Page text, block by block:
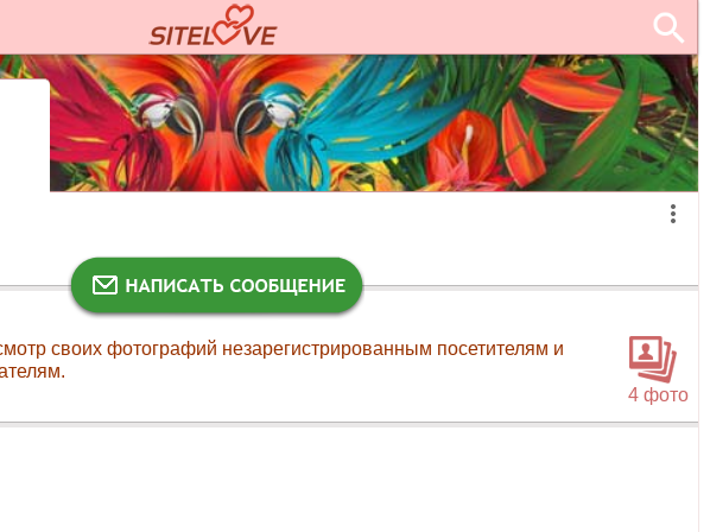
4 фото
своих фотографий незарегистрированным посетителям и